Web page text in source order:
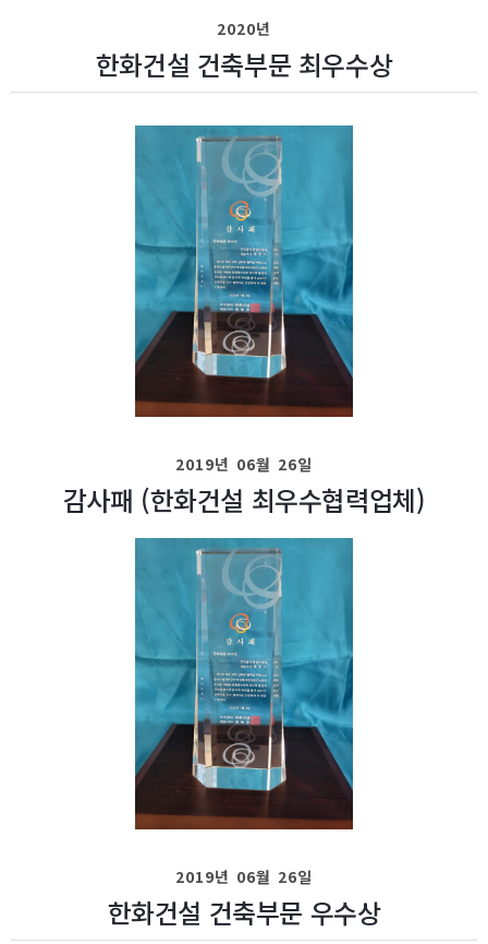
2020년
한화건설 건축부문 최우수상
2019년 06월 26일
감사패 (한화건설 최우수협력업체)
2019년 06월 26일
한화건설 건축부문 우수상